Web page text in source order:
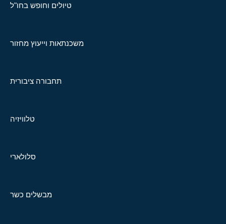
טיולים וחופש בחו"ל
משכנתאות וייעוץ מחזור
תחבורה ציבורית
טלוויזיה
סלולארי
מבשלים כשר